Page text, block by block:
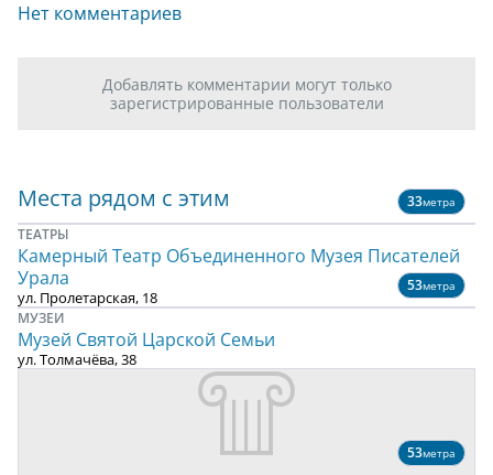
Нет комментариев
Добавлять комментарии могут только
зарегистрированные пользователи
Места рядом с этим 33метра
ТЕАТРЫ
Камерный Театр Объединенного Музея Писателей
Урала
ул. Пролетарская, 18
53метра
МУЗЕИ
Музей Святой Царской Семьи
ул. Толмачёва, 38
53метра